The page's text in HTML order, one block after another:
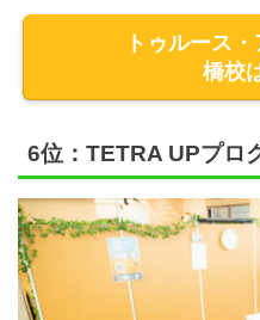
トゥルース
橋校
6位：TETRA UPプロ